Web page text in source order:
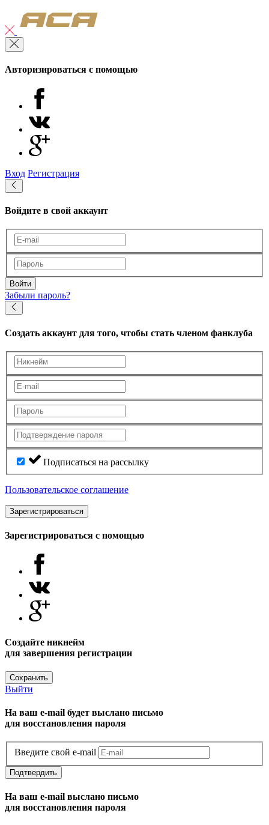
Авторизироваться с помощью
Вход Регистрация
Войдите в свой аккаунт
Войти
Забыли пароль?
Создать аккаунт для того, чтобы стать членом фанклуба
Подписаться на рассылку
Пользовательское соглашение
Зарегистрироваться
Зарегистрироваться с помощью
Создайте никнейм
для завершения регистрации
Сохранить
Выйти
На ваш e-mail будет выслано письмо
для восстановления пароля
Введите свой e-mail
Подтвердить
На ваш e-mail выслано письмо
для восстановления пароля